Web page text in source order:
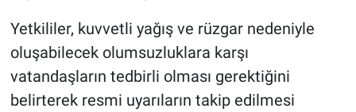
Yetkililer, kuvvetli yağış ve rüzgar nedeniyle
oluşabilecek olumsuzluklara karşı
vatandaşların tedbirli olması gerektiğini
belirterek resmi uyarıların takip edilmesi